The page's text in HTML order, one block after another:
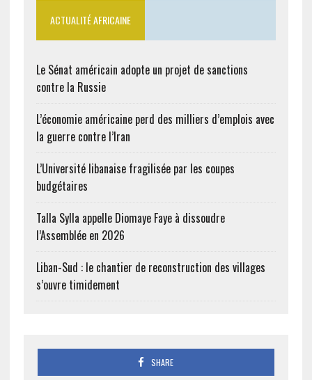
ACTUALITÉ AFRICAINE
Le Sénat américain adopte un projet de sanctions
contre la Russie
L’économie américaine perd des milliers d’emplois avec
la guerre contre l’Iran
L’Université libanaise fragilisée par les coupes
budgétaires
Talla Sylla appelle Diomaye Faye à dissoudre
l’Assemblée en 2026
Liban-Sud : le chantier de reconstruction des villages
s’ouvre timidement
SHARE